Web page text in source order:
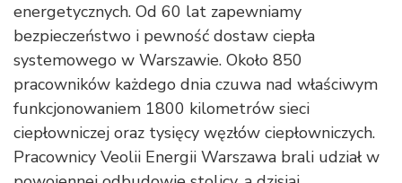
energetycznych. Od 60 lat zapewniamy
bezpieczeństwo i pewność dostaw ciepła
systemowego w Warszawie. Około 850
pracowników każdego dnia czuwa nad właściwym
funkcjonowaniem 1800 kilometrów sieci
ciepłowniczej oraz tysięcy węzłów ciepłowniczych.
Pracownicy Veolii Energii Warszawa brali udział w